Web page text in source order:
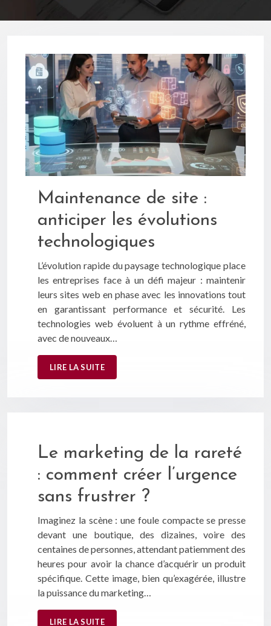
Maintenance de site :
anticiper les évolutions
technologiques
L’évolution rapide du paysage technologique place
les entreprises face à un défi majeur : maintenir
leurs sites web en phase avec les innovations tout
en garantissant performance et sécurité. Les
technologies web évoluent à un rythme effréné,
avec de nouveaux…
LIRE LA SUITE
Le marketing de la rareté
: comment créer l’urgence
sans frustrer ?
Imaginez la scène : une foule compacte se presse
devant une boutique, des dizaines, voire des
centaines de personnes, attendant patiemment des
heures pour avoir la chance d’acquérir un produit
spécifique. Cette image, bien qu’exagérée, illustre
la puissance du marketing…
LIRE LA SUITE